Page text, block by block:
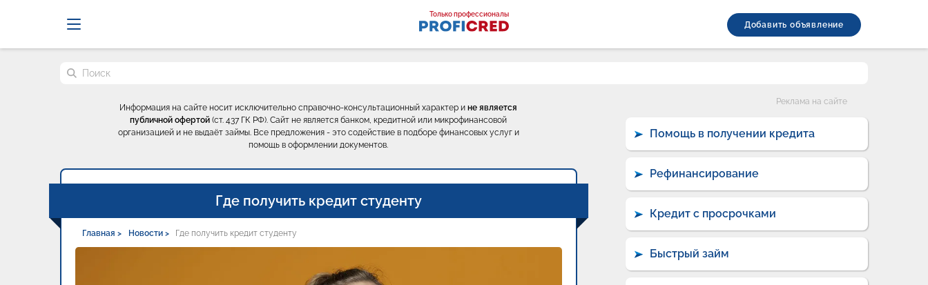
Только профессионалы
Добавить объявление
Поиск по сайту
Информация на сайте носит исключительно справочно-консультационный характер ине является
публичной офертой (ст. 437 ГК РФ). Сайт не является банком, кредитной или микрофинансовой
организацией и не выдаёт займы. Все предложения - это содействие в подборе финансовых услуг и
помощь в оформлении документов.
Где получить кредит студенту
Главная > Новости > Где получить кредит студенту
Реклама на сайте
Помощь в получении кредита
Рефинансирование
Кредит с просрочками
Быстрый займ